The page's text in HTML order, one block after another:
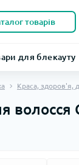
товарів
для блекауту
Краса, здоров'я,
волосся